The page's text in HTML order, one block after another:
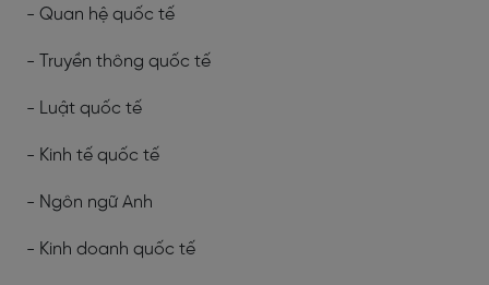
- Quan hệ quốc tế
- Truyền thông quốc tế
- Luật quốc tế
- Kinh tế quốc tế
- Ngôn ngữ Anh
- Kinh doanh quốc tế